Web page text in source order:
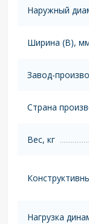
Наружный
Ширина (B),
Завод-
Страна
Вес, кг
Нагрузка